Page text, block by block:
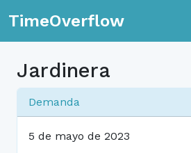
TimeOverflow
Jardinera
Demanda
5 de mayo de 2023